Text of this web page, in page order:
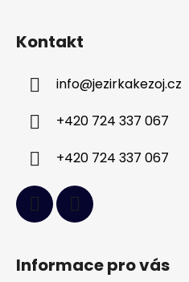
Kontakt
info@jezirkakezoj.cz
+420 724 337 067
+420 724 337 067
Informace pro vás